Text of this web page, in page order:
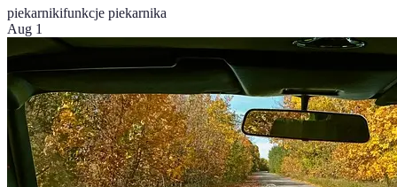
piekarnikifunkcje piekarnika
Aug 1